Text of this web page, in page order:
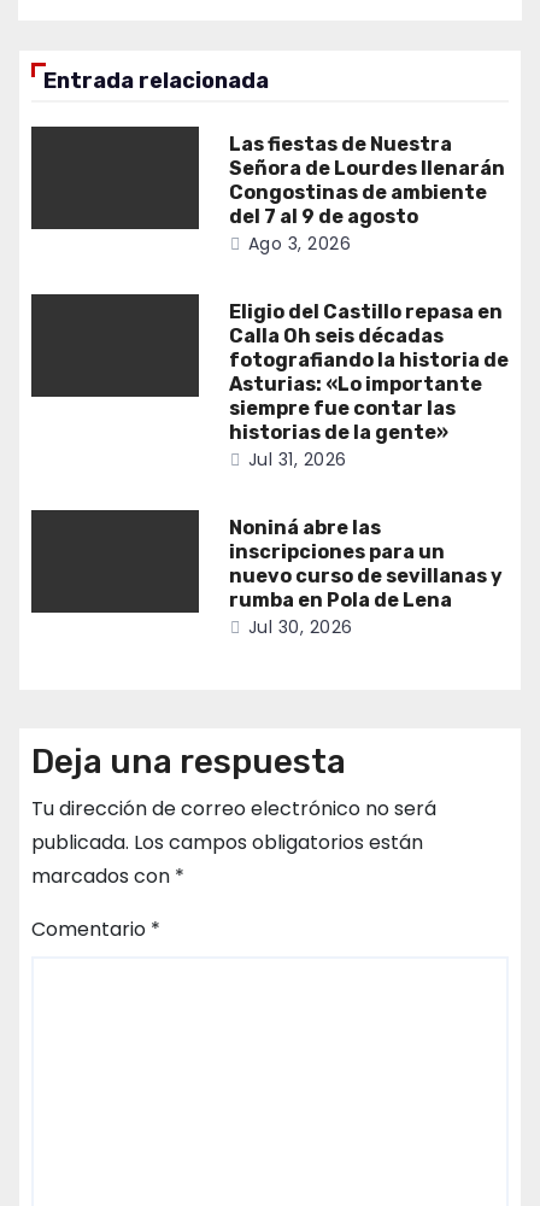
Entrada relacionada
Las fiestas de Nuestra
Señora de Lourdes llenarán
Congostinas de ambiente
del 7 al 9 de agosto
Ago 3, 2026
Eligio del Castillo repasa en
Calla Oh seis décadas
fotografiando la historia de
Asturias: «Lo importante
siempre fue contar las
historias de la gente»
Jul 31, 2026
Noniná abre las
inscripciones para un
nuevo curso de sevillanas y
rumba en Pola de Lena
Jul 30, 2026
Deja una respuesta
Tu dirección de correo electrónico no será
publicada. Los campos obligatorios están
marcados con *
Comentario *